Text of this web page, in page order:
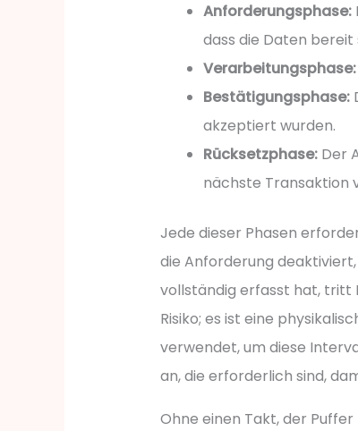
Anforderungsphase:
dass die Daten bereit
Verarbeitungsphase:
Bestätigungsphase:
akzeptiert wurden.
Rücksetzphase:Der
nächste Transaktion
Jede dieser Phasen
die Anforderung
vollständig erfasst hat, tritt
Risiko; es ist eine
verwendet, um diese
an, die erforderlich sind,
Ohne einen Takt, der